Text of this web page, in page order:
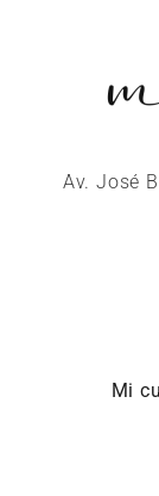
Av. José
Mi